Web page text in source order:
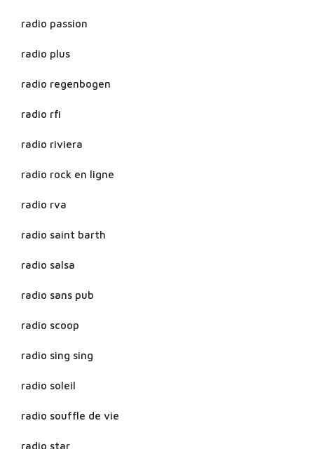
radio passion
radio plus
radio regenbogen
radio rfi
radio riviera
radio rock en ligne
radio rva
radio saint barth
radio salsa
radio sans pub
radio scoop
radio sing sing
radio soleil
radio souffle de vie
radio star